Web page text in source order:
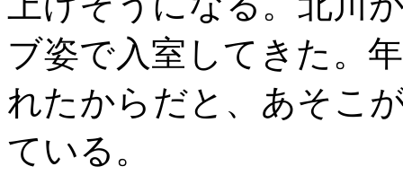
ブ姿で入室してきた。
れたからだと、あそこ
ている。